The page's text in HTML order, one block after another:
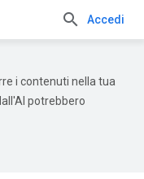
Accedi
i contenuti nella tua
potrebbero